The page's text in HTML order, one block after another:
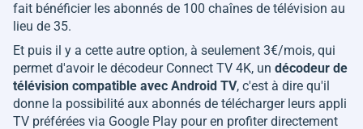
fait bénéficier les abonnés de 100 chaînes de télévision au
lieu de 35.
Et puis il y a cette autre option, à seulement 3€/mois, qui
permet d'avoir le décodeur Connect TV 4K, un décodeur de
télévision compatible avec Android TV, c'est à dire qu'il
donne la possibilité aux abonnés de télécharger leurs appli
TV préférées via Google Play pour en profiter directement